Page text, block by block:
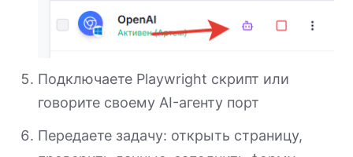
Подключаете Playwright скрипт или
говорите своему AI-агенту порт
Передаете задачу: открыть страницу,